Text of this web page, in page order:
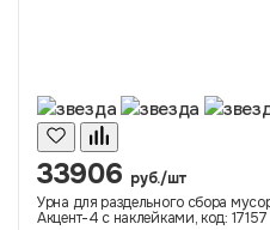
33906 руб./шт
Урна для раздельного сбора
Акцент-4 с наклейками, код: 17157